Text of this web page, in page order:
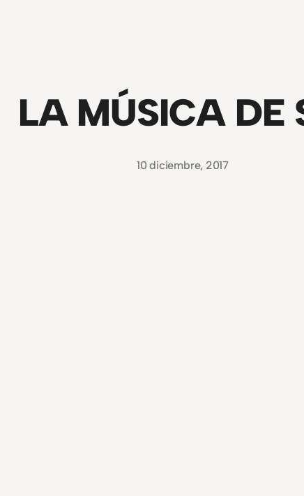
LA MÚSICA DE
10 diciembre, 2017